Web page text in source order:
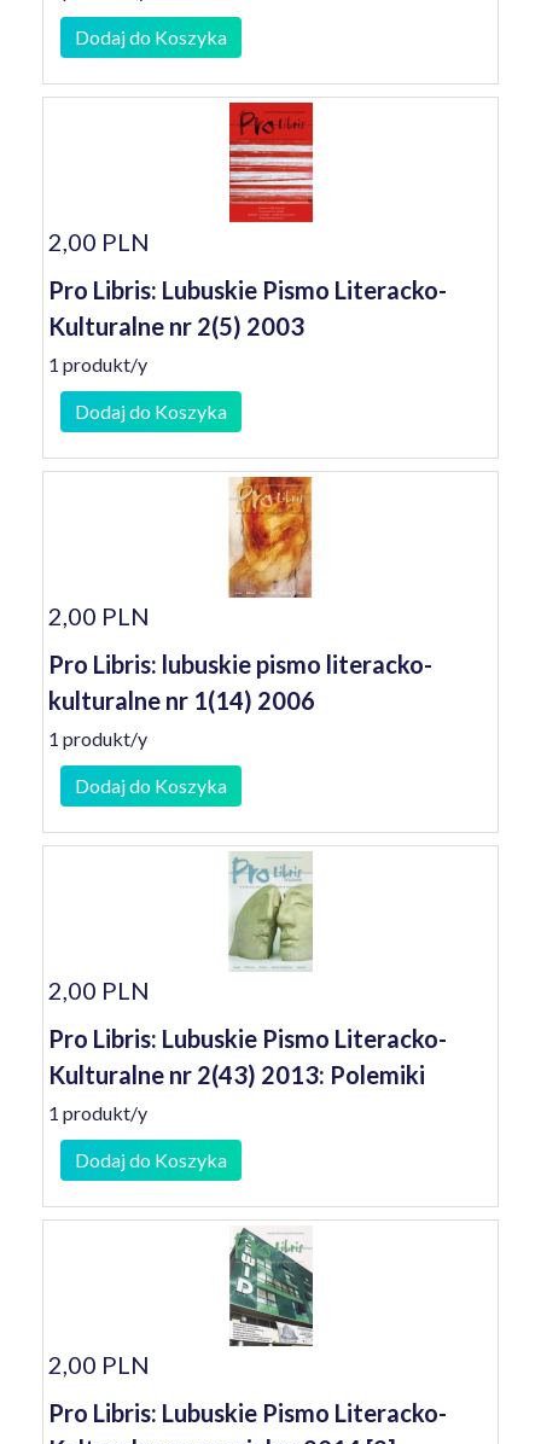
Dodaj do Koszyka
2,00 PLN
Pro Libris: Lubuskie Pismo Literacko-
Kulturalne nr 2(5) 2003
1 produkt/y
Dodaj do Koszyka
2,00 PLN
Pro Libris: lubuskie pismo literacko-
kulturalne nr 1(14) 2006
1 produkt/y
Dodaj do Koszyka
2,00 PLN
Pro Libris: Lubuskie Pismo Literacko-
Kulturalne nr 2(43) 2013: Polemiki
1 produkt/y
Dodaj do Koszyka
2,00 PLN
Pro Libris: Lubuskie Pismo Literacko-